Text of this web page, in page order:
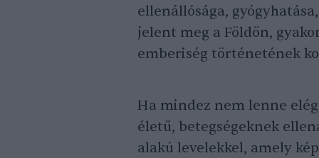
ellenállósága,
jelent meg a Földön,
emberiség történetének
Ha mindez nem lenne
életű, betegségeknek
alakú levelekkel, amely